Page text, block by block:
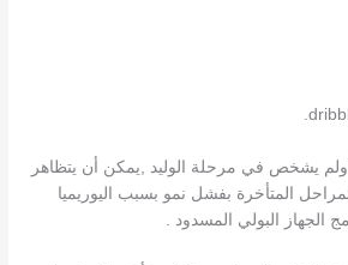
ولم يشخص في مرحلة الوليد ,يمكن أن يتظاهر
المتأخرة بفشل نمو بسبب اليوريميا
الجهاز البولي المسدود .